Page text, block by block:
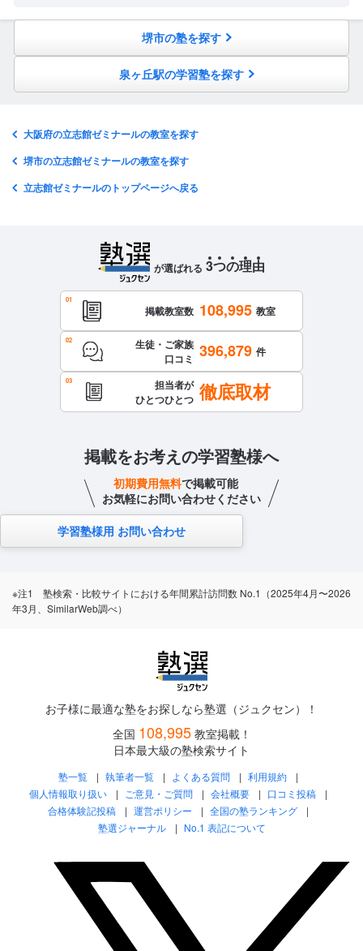
堺市の塾を探す
泉ヶ丘駅の学習塾を探す
大阪府の立志館ゼミナールの教室を探す
堺市の立志館ゼミナールの教室を探す
立志館ゼミナールのトップページへ戻る
が選ばれる 3つの理由
掲載教室数 108,995 教室
生徒・ご家族
口コミ 396,879 件
担当者が
ひとつひとつ 徹底取材
掲載をお考えの学習塾様へ
初期費用無料で掲載可能
お気軽にお問い合わせください
学習塾様用 お問い合わせ
※注1 塾検索・比較サイトにおける年間累計訪問数 No.1（2025年4月〜2026
年3月、SimilarWeb調べ）
お子様に最適な塾をお探しなら塾選（ジュクセン）！
全国 108,995 教室掲載！
日本最大級の塾検索サイト
塾一覧 執筆者一覧 よくある質問
利用規約
個人情報取り扱い
ご意見・ご質問 会社概要
口コミ投稿
合格体験記投稿
運営ポリシー
全国の塾ランキング
塾選ジャーナル
No.1 表記について